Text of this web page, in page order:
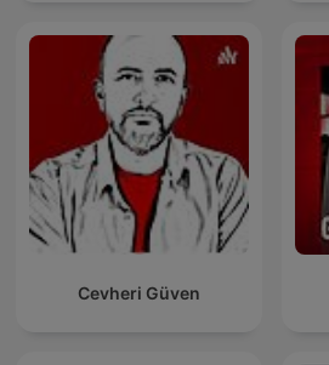
Cevheri Güven